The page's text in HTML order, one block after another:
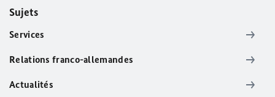
Sujets
Services
Relations franco-allemandes
Actualités